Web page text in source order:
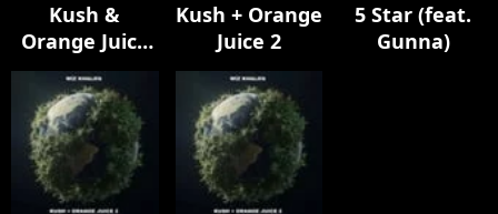
Kush &
Orange Juice
(15th
Anniversary)
Kush + Orange
Juice 2
5 Star (feat.
Gunna)